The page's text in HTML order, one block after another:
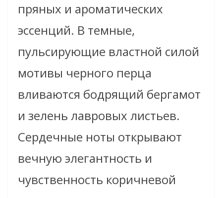
пряных и ароматических
эссенций. В темные,
пульсирующие властной силой
мотивы черного перца
вливаются бодрящий бергамот
и зелень лавровых листьев.
Сердечные ноты открывают
вечную элегантность и
чувственность коричневой